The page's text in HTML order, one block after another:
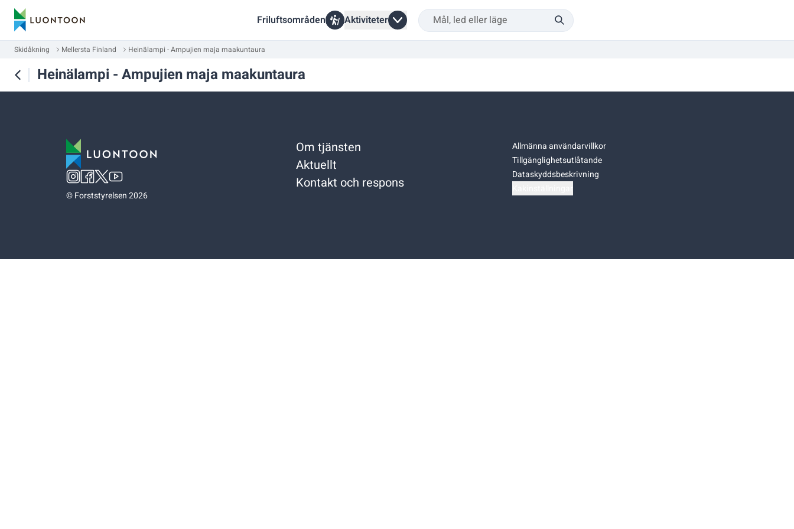
Friluftsområden Aktiviteter
Skidåkning Mellersta Finland Heinälampi - Ampujien maja maakuntaura
Heinälampi - Ampujien maja maakuntaura
©Forststyrelsen 2026
Om tjänsten
Aktuellt
Kontakt och respons
Allmänna användarvillkor
Tillgänglighetsutlåtande
Dataskyddsbeskrivning